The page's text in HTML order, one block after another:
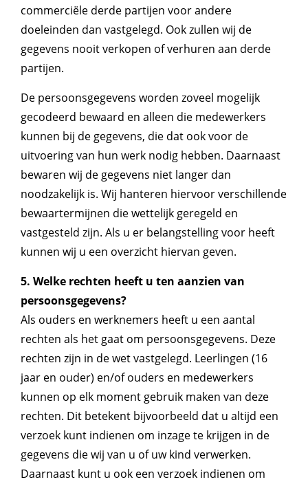
commerciële derde partijen voor andere
doeleinden dan vastgelegd. Ook zullen wij de
gegevens nooit verkopen of verhuren aan derde
partijen.
De persoonsgegevens worden zoveel mogelijk
gecodeerd bewaard en alleen die medewerkers
kunnen bij de gegevens, die dat ook voor de
uitvoering van hun werk nodig hebben. Daarnaast
bewaren wij de gegevens niet langer dan
noodzakelijk is. Wij hanteren hiervoor verschillende
bewaartermijnen die wettelijk geregeld en
vastgesteld zijn. Als u er belangstelling voor heeft
kunnen wij u een overzicht hiervan geven.
5. Welke rechten heeft u ten aanzien van
persoonsgegevens?
Als ouders en werknemers heeft u een aantal
rechten als het gaat om persoonsgegevens. Deze
rechten zijn in de wet vastgelegd. Leerlingen (16
jaar en ouder) en/of ouders en medewerkers
kunnen op elk moment gebruik maken van deze
rechten. Dit betekent bijvoorbeeld dat u altijd een
verzoek kunt indienen om inzage te krijgen in de
gegevens die wij van u of uw kind verwerken.
Daarnaast kunt u ook een verzoek indienen om